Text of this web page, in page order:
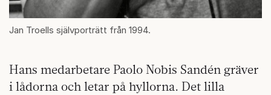
Jan Troells självporträtt från 1994.
Hans medarbetare Paolo Nobis Sandén gräver
i lådorna och letar på hyllorna. Det lilla